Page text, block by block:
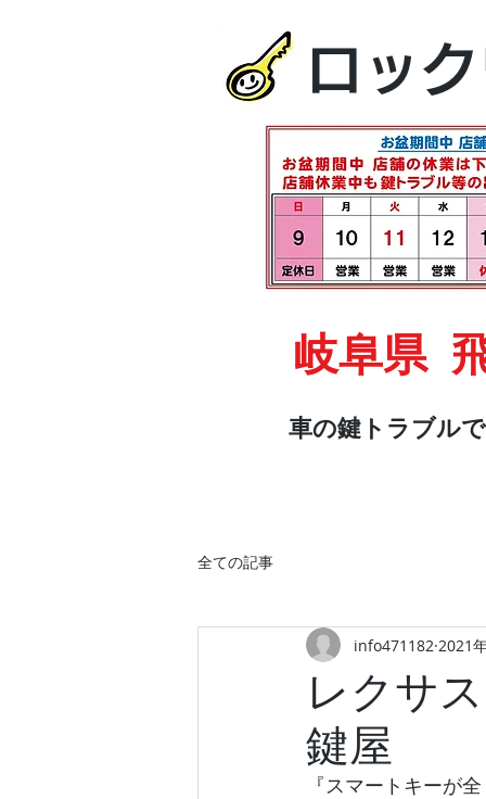
ロッ
岐阜県
車の鍵トラブル
全ての記事
レクサ
鍵屋
info471182 2021
『スマートキーが